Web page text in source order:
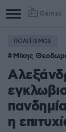
Games
ΠΟΛΙΤΙΣΜΟΣ
Μίκης
η